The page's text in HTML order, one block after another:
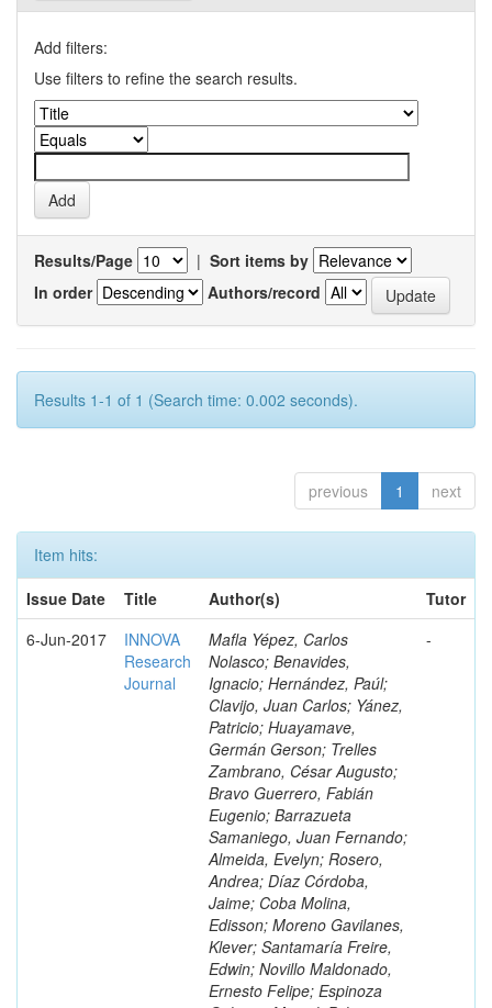
Add filters:
Use filters to refine the search results.
Results/Page | Sort items by
In order
Authors/record
Results 1-1 of 1 (Search time: 0.002 seconds).
previous 1 next
Item hits:
Issue Date
Title Author(s)
Tutor
6-Jun-2017
INNOVA
Research
Journal
Mafla Yépez, Carlos
Nolasco; Benavides,
Ignacio; Hernández, Paúl;
Clavijo, Juan Carlos; Yánez,
Patricio; Huayamave,
Germán Gerson; Trelles
Zambrano, César Augusto;
Bravo Guerrero, Fabián
Eugenio; Barrazueta
Samaniego, Juan Fernando;
Almeida, Evelyn; Rosero,
Andrea; Díaz Córdoba,
Jaime; Coba Molina,
Edisson; Moreno Gavilanes,
Klever; Santamaría Freire,
Edwin; Novillo Maldonado,
Ernesto Felipe; Espinoza
-